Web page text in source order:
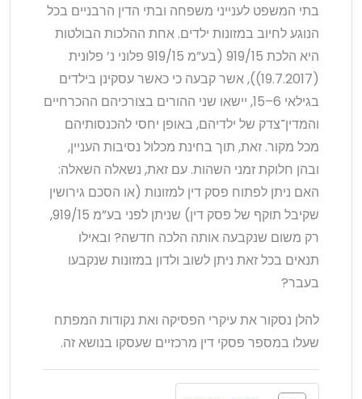
בתי המשפט לענייני משפחה ובתי הדין הרבניים בכל
הנוגע לחיוב במזונות ילדים. אחת ההלכות הבולטות
היא הלכת 919/15 (בע”מ 919/15 פלוני נ’ פלונית
(19.7.2017)), אשר קבעה כי כאשר עסקינן בילדים
בגילאי 6–15, יישאו שני ההורים בצורכיהם ההכרחיים
והמדין־צדק של ילדיהם, באופן יחסי להכנסותיהם
מכל מקור. זאת, תוך בחינת מכלול נסיבות העניין,
ובהן חלוקת זמני השהות. עם זאת, נשאלה השאלה:
האם ניתן לפתוח פסק דין למזונות (או הסכם גירושין
שקיבל תוקף של פסק דין) שניתן לפני בע”מ 919/15,
רק משום שנקבעה אותה הלכה חדשה? ובאילו
תנאים בכל זאת ניתן לשוב ולדון במזונות שנקבעו
בעבר?
להלן נסקור את עיקרי הפסיקה ואת נקודות המפתח
שעלו במספר פסקי דין מרכזיים שעסקו בנושא זה.